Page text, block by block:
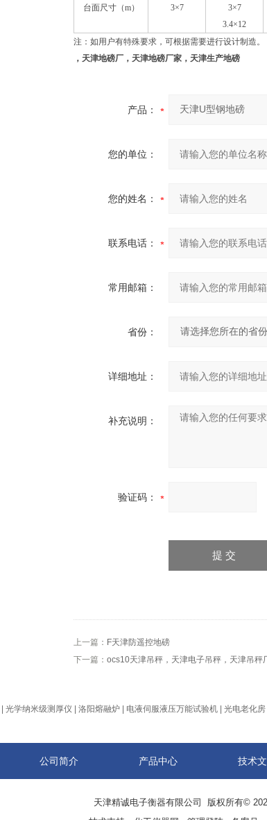
台面尺寸（m） 3×7 3×7
3.4×12
注：如用户有特殊要求，可根据需要进行设计制造。
，天津地磅厂，天津地磅厂家，天津生产地磅
产品：
您的单位：
您的姓名：
联系电话：
常用邮箱：
省份：
详细地址：
补充说明：
验证码：
上一篇： F天津防遥控地磅
下一篇： ocs10天津吊秤，天津电子吊秤，天津吊秤
光学纳米级测厚仪 洛阳熔融炉 电液伺服液压万能试验机 光电老化房
公司简介 产品中心 技术
天津精诚电子衡器有限公司 版权所有©